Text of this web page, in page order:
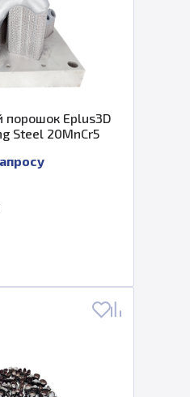
порошок Eplus3D
Steel 20MnCr5